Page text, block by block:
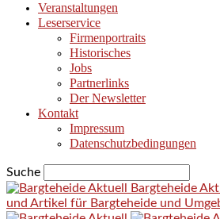
Veranstaltungen
Leserservice
Firmenportraits
Historisches
Jobs
Partnerlinks
Der Newsletter
Kontakt
Impressum
Datenschutzbedingungen
Suche
Bargteheide
und Artikel für Bargteheide und